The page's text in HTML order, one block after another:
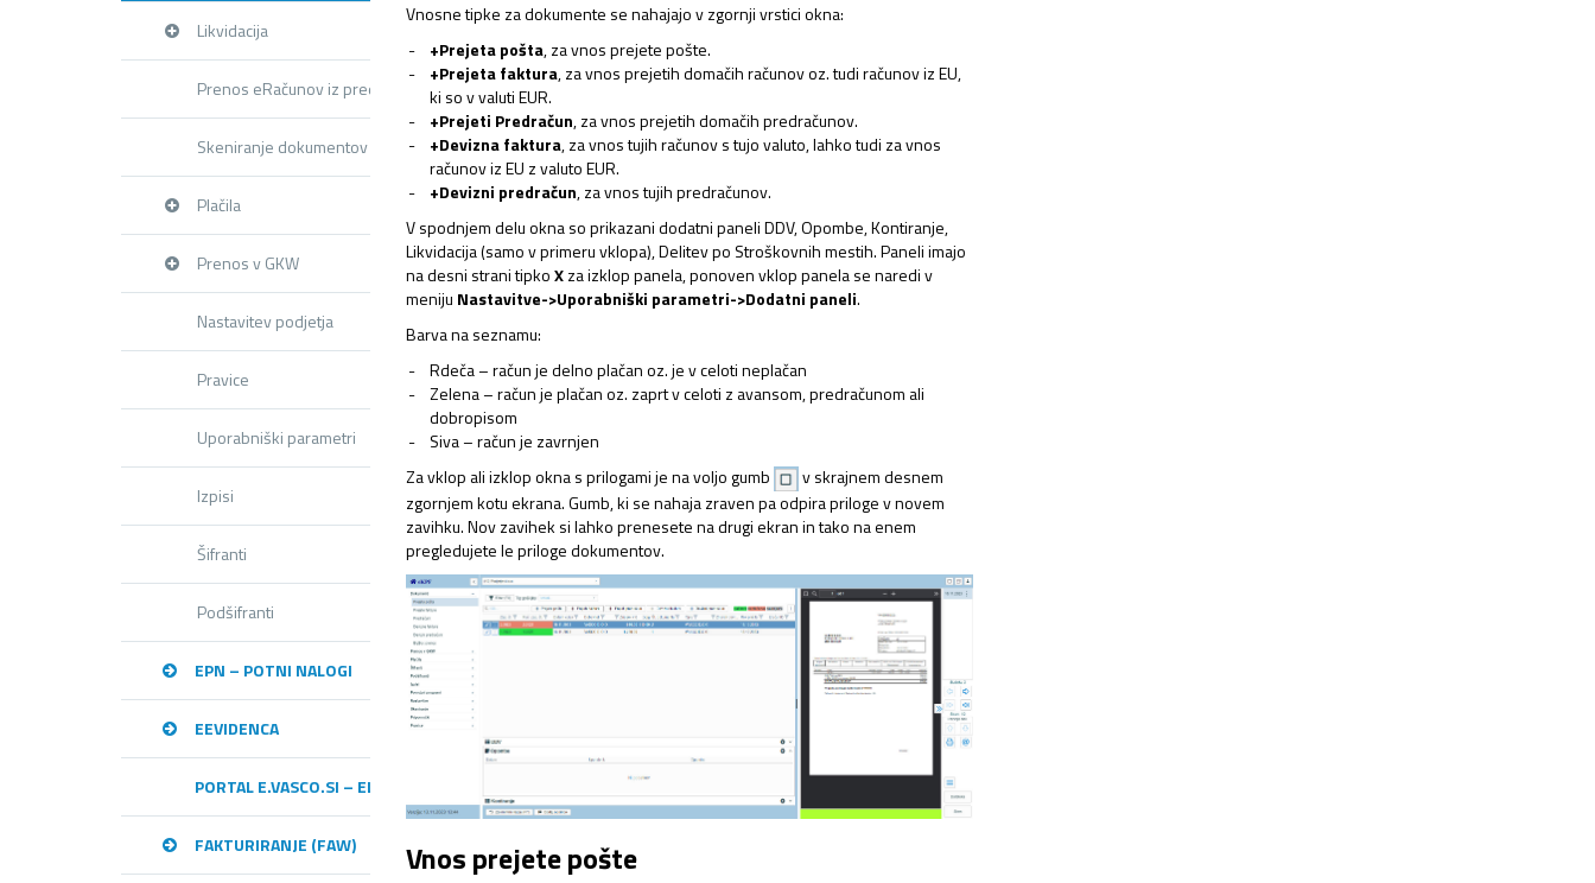
Likvidacija
Prenos eRačunov iz predala
Skeniranje dokumentov
Plačila
Prenos v GKW
Nastavitev podjetja
Pravice
Uporabniški parametri
Izpisi
Šifranti
Podšifranti
EPN – POTNI NALOGI
EEVIDENCA
PORTAL E.VASCO.SI – ELEKTRONSKA IZMENJAVA DOKUMENTOV
FAKTURIRANJE (FAW)
Vnosne tipke za dokumente se nahajajo v zgornji vrstici okna:
+Prejeta pošta, za vnos prejete pošte.
+Prejeta faktura, za vnos prejetih domačih računov oz. tudi računov iz EU,
ki so v valuti EUR.
+Prejeti Predračun, za vnos prejetih domačih predračunov.
+Devizna faktura, za vnos tujih računov s tujo valuto, lahko tudi za vnos
računov iz EU z valuto EUR.
+Devizni predračun, za vnos tujih predračunov.
V spodnjem delu okna so prikazani dodatni paneli DDV, Opombe, Kontiranje,
Likvidacija (samo v primeru vklopa), Delitev po Stroškovnih mestih. Paneli imajo
na desni strani tipkoXza izklop panela, ponoven vklop panela se naredi v
meniju Nastavitve->Uporabniški parametri->Dodatni paneli.
Barva na seznamu:
Rdeča – račun je delno plačan oz. je v celoti neplačan
Zelena – račun je plačan oz. zaprt v celoti z avansom, predračunom ali
dobropisom
Siva – račun je zavrnjen
Za vklop ali izklop okna s prilogami je na voljo gumb
v skrajnem desnem
zgornjem kotu ekrana. Gumb, ki se nahaja zraven pa odpira priloge v novem
zavihku. Nov zavihek si lahko prenesete na drugi ekran in tako na enem
pregledujete le priloge dokumentov.
Vnos prejete pošte